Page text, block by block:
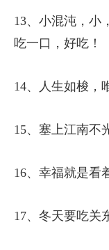
13、小混沌，小
吃一口，好吃！
14、人生如梭，
15、塞上江南不
16、幸福就是看
17、冬天要吃关